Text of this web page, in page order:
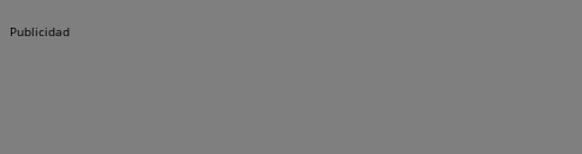
Publicidad